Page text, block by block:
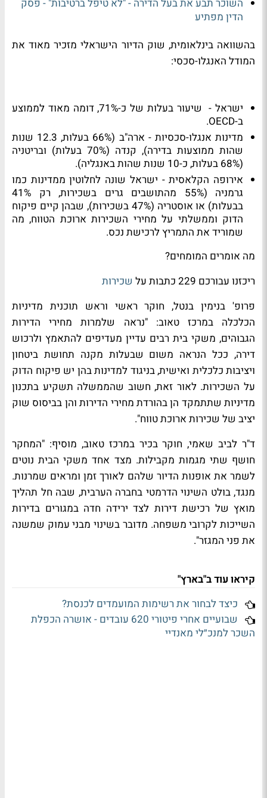
השוכר תבע את בעל הדירה - "לא טיפל ברטיבות" - פסק
הדין מפתיע
בהשוואה בינלאומית, שוק הדיור הישראלי מזכיר מאוד את
המודל האנגלו-סכסי:
ישראל- שיעור בעלות של כ-71% ,דומה מאוד לממוצע
ב-OECD.
מדינות אנגלו-סכסיות
- ארה"ב (66% בעלות, 12.3 שנות
שהות ממוצעות בדירה), קנדה (70% בעלות) ובריטניה
(68% בעלות, כ-10 שנות שהות באנגליה)
.
אירופה הקלאסית - ישראל שונה לחלוטין ממדינות כמו
גרמניה (55% מהתושבים גרים בשכירות, רק 41%
בבעלות) או אוסטריה (47% בשכירות), שבהן קיים פיקוח
הדוק וממשלתי על מחירי השכירות ארוכת הטווח, מה
שמוריד את התמריץ לרכישת נכס.
מה אומרים המומחים?
ריכזנו עבורכם 229 כתבות על
שכירות
פרופ' בנימין בנטל, חוקר ראשי וראש תוכנית מדיניות
הכלכלה במרכז טאוב: "נראה שלמרות מחירי הדירות
הגבוהים, משקי בית רבים עדיין מעדיפים להתאמץ ולרכוש
דירה, ככל הנראה משום שבעלות מקנה תחושת ביטחון
ויציבות כלכלית ואישית, בניגוד למדינות בהן יש פיקוח הדוק
על השכירות. לאור זאת, חשוב שהממשלה תשקיע בתכנון
מדיניות שתתמקד הן בהורדת מחירי הדירות והן בביסוס שוק
יציב של שכירות ארוכת טווח".
ד"ר לביב שאמי, חוקר בכיר במרכז טאוב, מוסיף: "המחקר
חושף שתי מגמות מקבילות. מצד אחד משקי הבית נוטים
לשמר את אופנות הדיור שלהם לאורך זמן ומראים שמרנות.
מנגד, בולט השינוי הדרמטי בחברה הערבית, שבה חל תהליך
מואץ של רכישת דירות לצד ירידה חדה במגורים בדירות
השייכות לקרובי משפחה. מדובר בשינוי מבני עמוק שמשנה
את פני המגזר".
קיראו עוד ב"בארץ"
כיצד לבחור את רשימות המועמדים לכנסת?
שבועיים אחרי פיטורי 620 עובדים - אושרה הכפלת
השכר למנכ״לי מאנדיי